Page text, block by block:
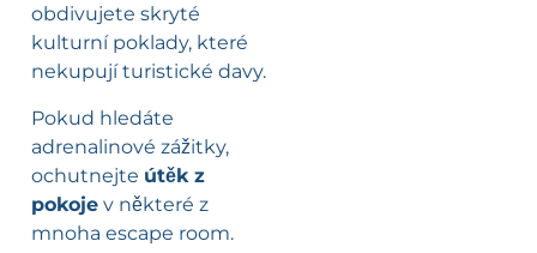
obdivujete skryté
kulturní poklady, které
nekupují turistické davy.
Pokud hledáte
adrenalinové zážitky,
ochutnejte útěk z
pokoje v některé z
mnoha escape room.